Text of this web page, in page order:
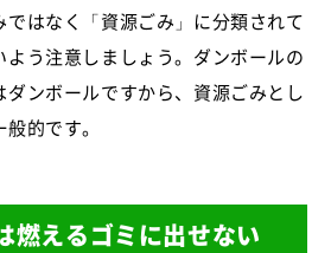
はなく「資源ごみ」に分類されて
よう注意しましょう。ダンボールの
ンボールですから、資源ごみとし
的です。
燃えるゴミに出せない